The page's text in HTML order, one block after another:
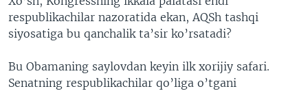
respublikachilar nazoratida ekan, AQSh tashqi
siyosatiga bu qanchalik ta’sir ko’rsatadi?
Bu Obamaning saylovdan keyin ilk xorijiy safari.
Senatning respublikachilar qo’liga o’tgani